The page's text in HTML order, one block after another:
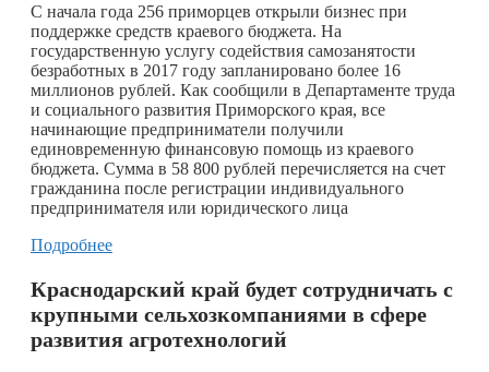
С начала года 256 приморцев открыли бизнес при
поддержке средств краевого бюджета. На
государственную услугу содействия самозанятости
безработных в 2017 году запланировано более 16
миллионов рублей. Как сообщили в Департаменте труда
и социального развития Приморского края, все
начинающие предприниматели получили
единовременную финансовую помощь из краевого
бюджета. Сумма в 58 800 рублей перечисляется на счет
гражданина после регистрации индивидуального
предпринимателя или юридического лица
Подробнее
Краснодарский край будет сотрудничать с
крупными сельхозкомпаниями в сфере
развития агротехнологий